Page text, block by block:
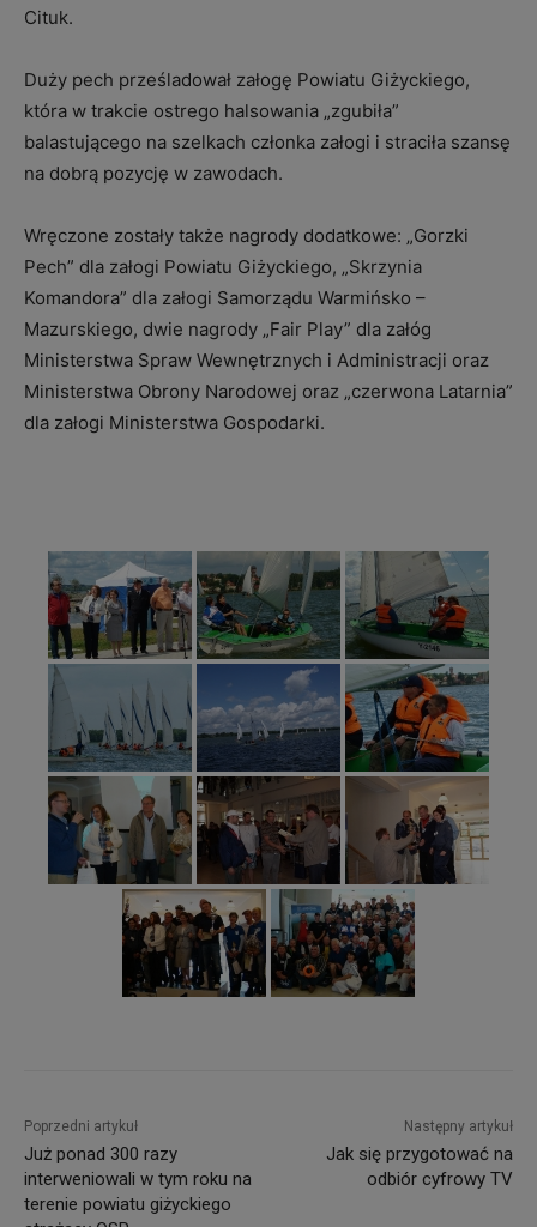
Cituk.
Duży pech prześladował załogę Powiatu Giżyckiego,
która w trakcie ostrego halsowania „zgubiła”
balastującego na szelkach członka załogi i straciła szansę
na dobrą pozycję w zawodach.
Wręczone zostały także nagrody dodatkowe: „Gorzki
Pech” dla załogi Powiatu Giżyckiego, „Skrzynia
Komandora” dla załogi Samorządu Warmińsko –
Mazurskiego, dwie nagrody „Fair Play” dla załóg
Ministerstwa Spraw Wewnętrznych i Administracji oraz
Ministerstwa Obrony Narodowej oraz „czerwona Latarnia”
dla załogi Ministerstwa Gospodarki.
Poprzedni artykuł
Już ponad 300 razy
interweniowali w tym roku na
terenie powiatu giżyckiego
Następny artykuł
Jak się przygotować na
odbiór cyfrowy TV